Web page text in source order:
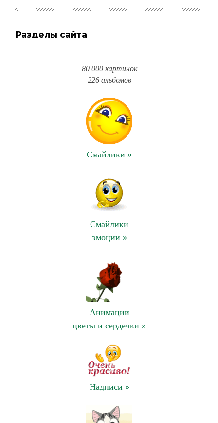
Разделы сайта
80 000 картинок
226 альбомов
Смайлики »
Смайлики
эмоции »
Анимации
цветы и сердечки »
Надписи »